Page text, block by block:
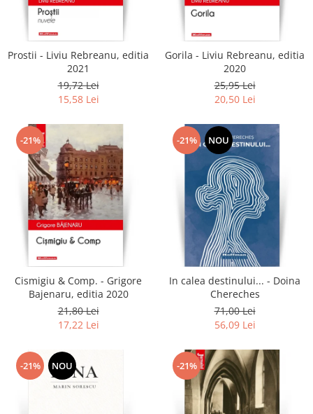
Literatura
Clasica
Contemporana
Universala
Non-fictiune
Calatorii
Memorii
Publicistica / Reportaje / Interviuri
Stiinte umaniste
Istorie
Sociologie si filozofie
Prostii - Liviu Rebreanu, editia
2021
19,72 Lei
15,58 Lei
Gorila - Liviu Rebreanu, editia
2020
25,95 Lei
20,50 Lei
-21%
Cismigiu & Comp. - Grigore
Bajenaru, editia 2020
21,80 Lei
17,22 Lei
-21% NOU
In calea destinului... - Doina
Chereches
71,00 Lei
56,09 Lei
-21% NOU -21%